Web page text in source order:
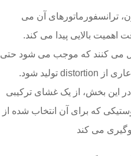
ترانسفورماتورهای آن می
اهمیت بالایی پیدا می کند.
می کنند که موجب می شود حتی
در ولوم های بالا هم صدایی دقیق و عاری از distortion تولید شود.
این بخش، از یک غشای ترکیبی
که برای آن انتخاب شده از